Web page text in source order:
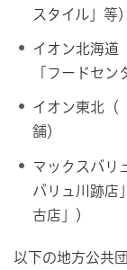
スタイル」等）
イオン北海道
「フードセン
イオン東北（
舗）
マックスバリ
バリュ川跡店
古店」）
以下の地方公共